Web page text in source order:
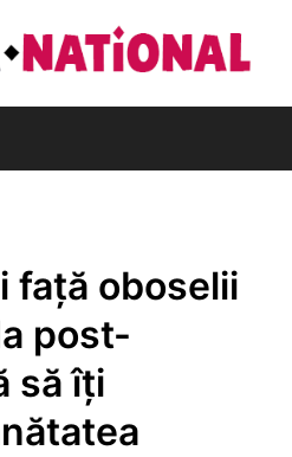
față oboselii
post-
să îți